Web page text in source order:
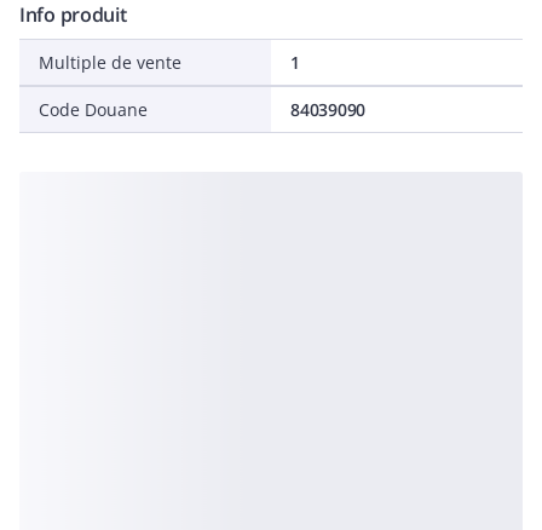
Info produit
Multiple de vente 1
Code Douane 84039090